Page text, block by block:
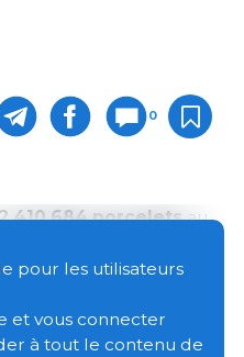
0
410 684 porceletsau
de 2025, où 3 047 090
Il s'agit du volume
dix dernières années et
observée dans
pour les utilisateurs
et vous connecter
à tout le contenu de